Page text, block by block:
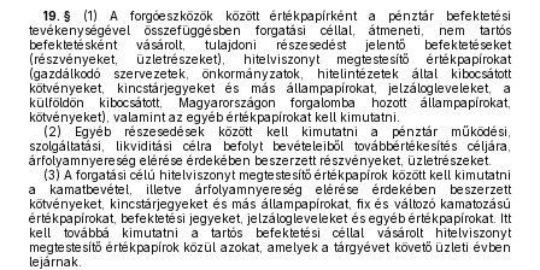
19. § (1) A forgóeszközök között értékpapírként a pénztár befektetési
tevékenységével összefüggésben forgatási céllal, átmeneti, nem tartós
befektetésként vásárolt, tulajdoni részesedést jelentő befektetéseket
(részvényeket, üzletrészeket), hitelviszonyt megtestesítő értékpapírokat
(gazdálkodó szervezetek, önkormányzatok, hitelintézetek által kibocsátott
kötvényeket, kincstárjegyeket és más állampapírokat, jelzálogleveleket, a
külföldön kibocsátott, Magyarországon forgalomba hozott állampapírokat,
kötvényeket), valamint az egyéb értékpapírokat kell kimutatni.
(2) Egyéb részesedések között kell kimutatni a pénztár működési,
szolgáltatási, likviditási célra befolyt bevételeiből továbbértékesítés céljára,
árfolyamnyereség elérése érdekében beszerzett részvényeket, üzletrészeket.
(3) A forgatási célú hitelviszonyt megtestesítő értékpapírok között kell kimutatni
a kamatbevétel, illetve árfolyamnyereség elérése érdekében beszerzett
kötvényeket, kincstárjegyeket és más állampapírokat, fix és változó kamatozású
értékpapírokat, befektetési jegyeket, jelzálogleveleket és egyéb értékpapírokat. Itt
kell továbbá kimutatni a tartós befektetési céllal vásárolt hitelviszonyt
megtestesítő értékpapírok közül azokat, amelyek a tárgyévet követő üzleti évben
lejárnak.